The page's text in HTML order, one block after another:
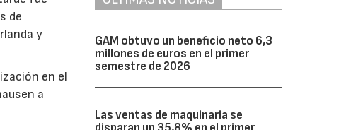
de
y
en el
a
GAM obtuvo un beneficio neto 6,3
millones de euros en el primer
semestre de 2026
Las ventas de maquinaria se